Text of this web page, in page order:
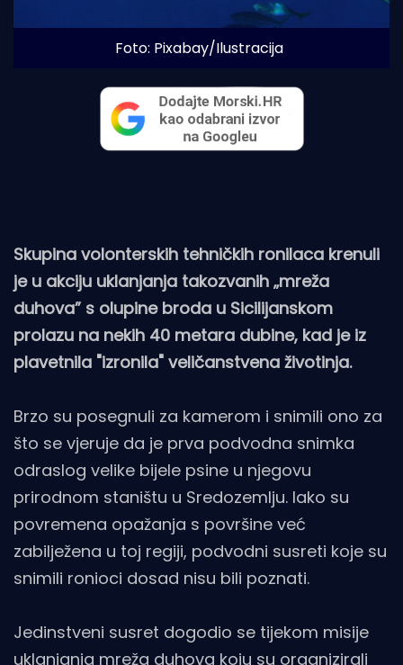
Foto: Pixabay/Ilustracija
Skupina volonterskih tehničkih ronilaca krenuli
je u akciju uklanjanja takozvanih „mreža
duhova” s olupine broda u Sicilijanskom
prolazu na nekih 40 metara dubine, kad je iz
plavetnila "izronila" veličanstvena životinja.
Brzo su posegnuli za kamerom i snimili ono za
što se vjeruje da je prva podvodna snimka
odraslog velike bijele psine u njegovu
prirodnom staništu u Sredozemlju. Iako su
povremena opažanja s površine već
zabilježena u toj regiji, podvodni susreti koje su
snimili ronioci dosad nisu bili poznati.
Jedinstveni susret dogodio se tijekom misije
uklanjanja mreža duhova koju su organizirali